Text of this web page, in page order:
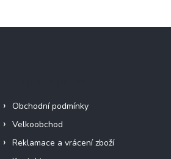
Obchodní podmínky
Velkoobchod
Reklamace a vrácení zboží